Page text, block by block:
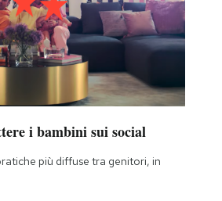
i bambini sui social
più diffuse tra genitori, in